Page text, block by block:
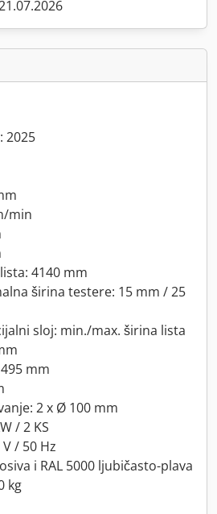
2025
min
4140 mm
širina testere: 15 mm / 25
sloj: min./max. širina lista
mm
2 x Ø 100 mm
/ 2 KS
/ 50 Hz
i RAL 5000 ljubičasto-plava
kg